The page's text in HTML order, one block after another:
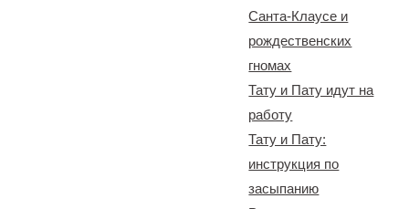
Санта-Клаусе и
рождественских
гномах
Тату и Пату идут на
работу
Тату и Пату:
инструкция по
засыпанию